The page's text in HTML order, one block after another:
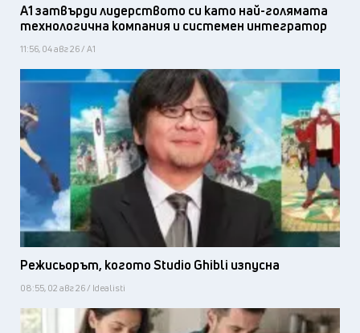
А1 затвърди лидерството си като най-голямата
технологична компания и системен интегратор
11:56, 04 авг 26 / А1
Режисьорът, когото Studio Ghibli изпусна
08:55, 02 авг 26 / Idealisti